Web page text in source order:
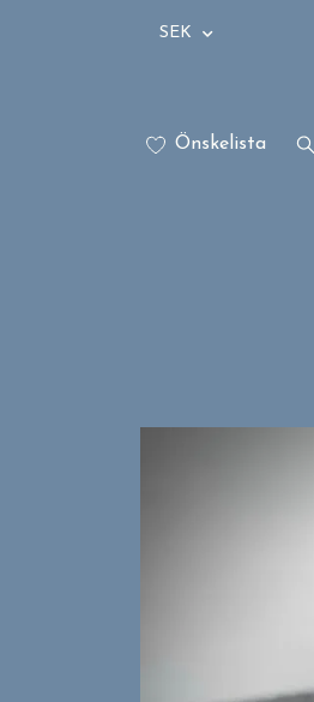
SEK
Önskelista